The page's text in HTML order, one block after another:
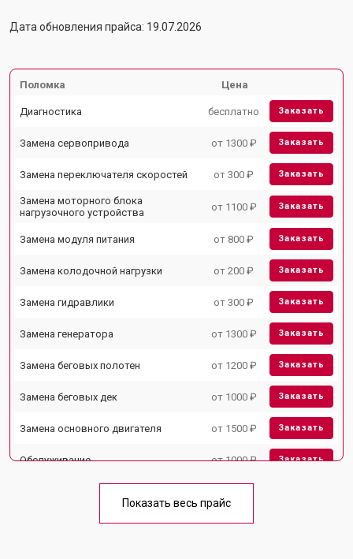
Дата обновления прайса: 19.07.2026
Поломка Цена
Диагностика бесплатно Заказать
Замена сервопривода от 1300 ₽ Заказать
Замена переключателя скоростей от 300 ₽ Заказать
Замена моторного блока
нагрузочного устройства
от 1100 ₽ Заказать
Замена модуля питания от 800 ₽ Заказать
Замена колодочной нагрузки от 200 ₽ Заказать
Замена гидравлики от 300 ₽ Заказать
Замена генератора от 1300 ₽ Заказать
Замена беговых полотен от 1200 ₽ Заказать
Замена беговых дек от 1000 ₽ Заказать
Замена основного двигателя от 1500 ₽ Заказать
Обслуживание от 1000 ₽ Заказать
Замена блока питания от 1000 ₽
Показать весь прайс